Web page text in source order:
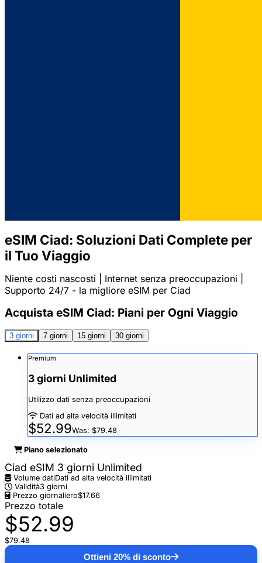
eSIM Ciad: Soluzioni Dati Complete per
il Tuo Viaggio
Niente costi nascosti | Internet senza preoccupazioni |
Supporto 24/7 - la migliore eSIM per Ciad
Acquista eSIM Ciad: Piani per Ogni Viaggio
3 giorni 7 giorni 15 giorni 30 giorni
Premium
3 giorni Unlimited
Utilizzo dati senza preoccupazioni
Dati ad alta velocità illimitati
$52.99Was: $79.48
Piano selezionato
Ciad eSIM 3 giorni Unlimited
Volume datiDati ad alta velocità illimitati
Validità3 giorni
Prezzo giornaliero$17.66
Prezzo totale
$52.99
$79.48
Ottieni 20% di sconto